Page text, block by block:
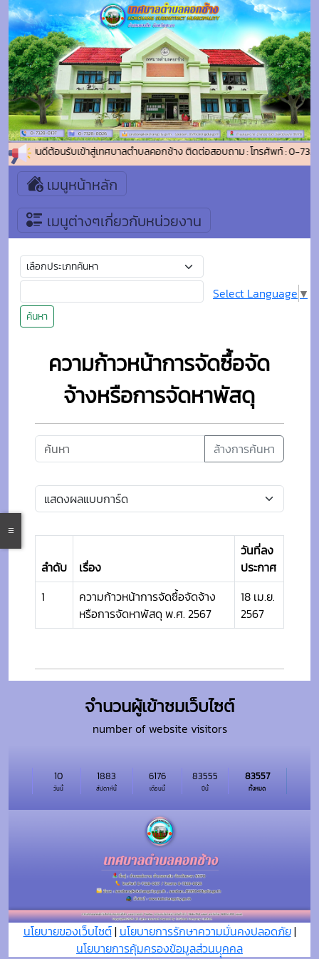
ยินดีต้อนรับเข้าสู่เทศบาลตำบลคอกช้าง ติดต่อสอบถาม : โทรศัพท์ : 0-
เมนูหน้าหลัก
เมนูต่างๆเกี่ยวกับหน่วยงาน
ค้นหา
Select Language ▼
ความก้าวหน้าการจัดซื้อจัด
จ้างหรือการจัดหาพัสดุ
ล้างการค้นหา
ลำดับ เรื่อง
วันที่ลง
ประกาศ
1
ความก้าวหน้าการจัดซื้อจัดจ้าง
หรือการจัดหาพัสดุ พ.ศ. 2567
18 เม.ย.
2567
จำนวนผู้เข้าชมเว็บไซต์
number of website visitors
วันนี้
10
สัปดาห์นี้
1883
เดือนนี้
6176
ปีนี้
83555
ทั้งหมด
83557
นโยบายของเว็บไซต์| นโยบายการรักษาความมั่นคงปลอดภัย|
นโยบายการคุ้มครองข้อมูลส่วนบุุคคล